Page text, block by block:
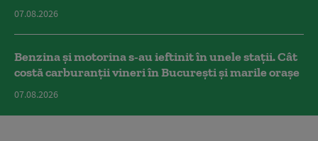
07.08.2026
Benzina și motorina s-au ieftinit în unele stații. Cât
costă carburanții vineri în București și marile orașe
07.08.2026